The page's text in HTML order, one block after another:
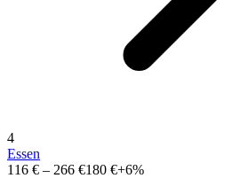
4
Essen
116 € – 266 €180 €+6%